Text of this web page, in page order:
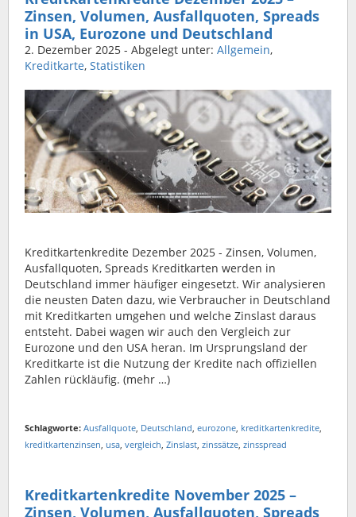
Zinsen, Volumen, Ausfallquoten, Spreads
in USA, Eurozone und Deutschland
2. Dezember 2025 - Abgelegt unter: Allgemein,
Kreditkarte, Statistiken
Kreditkartenkredite Dezember 2025 - Zinsen, Volumen,
Ausfallquoten, Spreads Kreditkarten werden in
Deutschland immer häufiger eingesetzt. Wir analysieren
die neusten Daten dazu, wie Verbraucher in Deutschland
mit Kreditkarten umgehen und welche Zinslast daraus
entsteht. Dabei wagen wir auch den Vergleich zur
Eurozone und den USA heran. Im Ursprungsland der
Kreditkarte ist die Nutzung der Kredite nach offiziellen
Zahlen rückläufig. (mehr …)
Schlagworte: Ausfallquote Deutschland eurozone kreditkartenkredite
kreditkartenzinsen usa vergleich Zinslast zinssätze zinsspread
Kreditkartenkredite November 2025 –
Zinsen, Volumen, Ausfallquoten, Spreads